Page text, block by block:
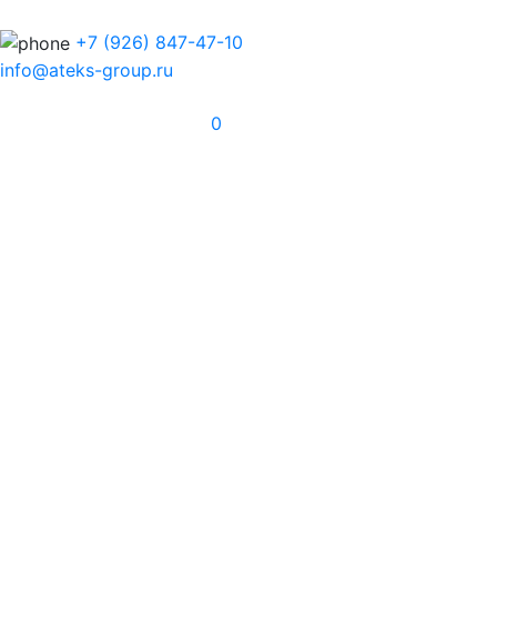
+7 (926) 847-47-10
info@ateks-group.ru
0